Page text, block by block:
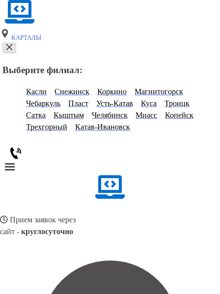
КАРТАЛЫ
Выберите филиал:
Касли Снежинск Коркино
Магнитогорск
Чебаркуль
Пласт Усть-Катав Куса
Троицк
Сатка
Кыштым Челябинск Миасс
Копейск
Трехгорный
Катав-Ивановск
Прием заявок через
сайт - круглосуточно